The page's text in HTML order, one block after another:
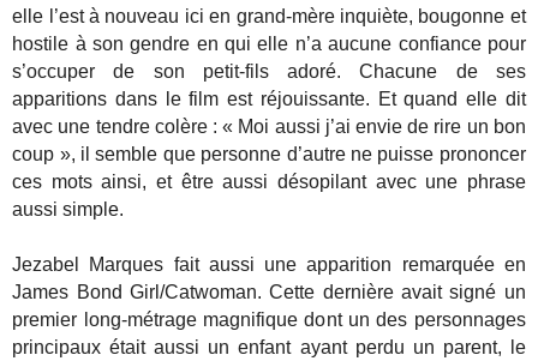
elle l’est à nouveau ici en grand-mère inquiète, bougonne et
hostile à son gendre en qui elle n’a aucune confiance pour
s’occuper de son petit-fils adoré. Chacune de ses
apparitions dans le film est réjouissante. Et quand elle dit
avec une tendre colère : « Moi aussi j’ai envie de rire un bon
coup », il semble que personne d’autre ne puisse prononcer
ces mots ainsi, et être aussi désopilant avec une phrase
aussi simple.
Jezabel Marques fait aussi une apparition remarquée en
James Bond Girl/Catwoman. Cette dernière avait signé un
premier long-métrage magnifique dont un des personnages
principaux était aussi un enfant ayant perdu un parent, le